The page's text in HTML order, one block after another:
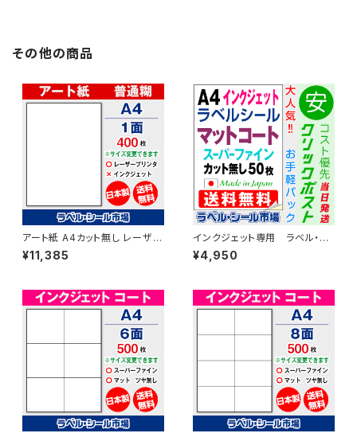
その他の商品
アート紙 A4カット無し レーザー
プリンター用ラベルシール 400
枚 T1Y1B-4【日本製】
¥11,385
インクジェット専用 ラベル・シ
ール A4カット無し コート
紙 50枚 T1Y1iA-CP5
¥4,950